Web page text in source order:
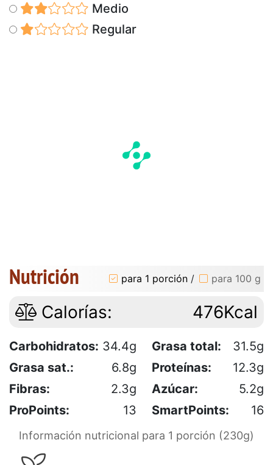
Medio
Regular
Nutrición para 1 porción / para 100 g
Calorías: 476Kcal
Carbohidratos: 34.4g Grasa total:
31.5g
Grasa sat.:
6.8g Proteínas:
12.3g
Fibras:
2.3g Azúcar:
5.2g
ProPoints:
13 SmartPoints: 16
Información nutricional para 1 porción (230g)